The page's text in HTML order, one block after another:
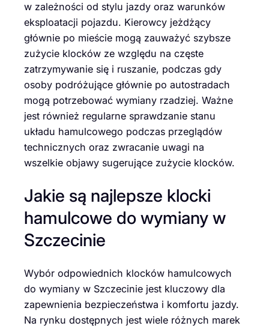
w zależności od stylu jazdy oraz warunków
eksploatacji pojazdu. Kierowcy jeżdżący
głównie po mieście mogą zauważyć szybsze
zużycie klocków ze względu na częste
zatrzymywanie się i ruszanie, podczas gdy
osoby podróżujące głównie po autostradach
mogą potrzebować wymiany rzadziej. Ważne
jest również regularne sprawdzanie stanu
układu hamulcowego podczas przeglądów
technicznych oraz zwracanie uwagi na
wszelkie objawy sugerujące zużycie klocków.
Jakie są najlepsze klocki
hamulcowe do wymiany w
Szczecinie
Wybór odpowiednich klocków hamulcowych
do wymiany w Szczecinie jest kluczowy dla
zapewnienia bezpieczeństwa i komfortu jazdy.
Na rynku dostępnych jest wiele różnych marek